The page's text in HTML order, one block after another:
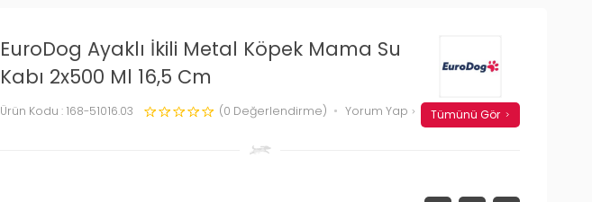
EuroDog Ayaklı İkili Metal Köpek Mama Su
Kabı 2x500 Ml 16,5 Cm
Ürün Kodu : 168-51016.03 (0 Değerlendirme) Yorum Yap Tümünü Gör